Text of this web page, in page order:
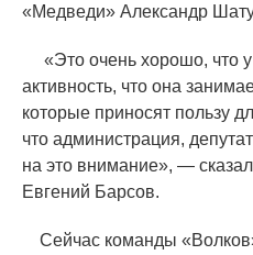
«Медведи» Александр
«Это очень хорошо, что
активность, что она
которые приносят пользу
что администрация,
на это внимание», —
Евгений Барсов.
Сейчас команды «